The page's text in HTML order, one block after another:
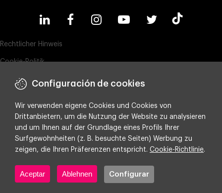
Copyright © 2026 Making Science
Rechtlicher Hinweis
Cookie-Politik
Datenschutz
ESG-Richtlinie
Integrated policy on Information Security, Quality and Environment
Cookie-Einstellungen
Configuración de cookies
Wir verwenden eigene Cookies und Cookies von
Drittanbietern, um die Nutzung der Website zu analysieren
und um Ihnen auf der Grundlage eines Profils Ihrer
Surfgewohnheiten (z. B. besuchte Seiten) Werbung zu
zeigen, die Ihren Präferenzen entspricht. Cookie-Richtlinie.
Aceptar Ablehnen Configurar